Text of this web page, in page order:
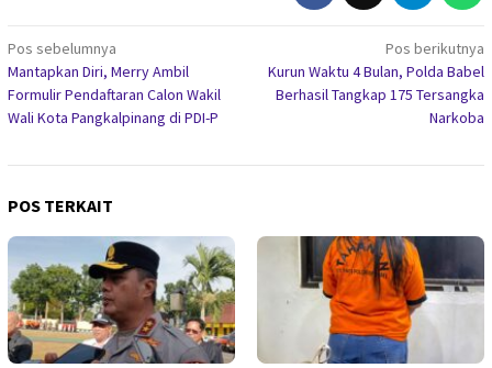
Navigasi
pos
Pos sebelumnya
Mantapkan Diri, Merry Ambil
Formulir Pendaftaran Calon Wakil
Wali Kota Pangkalpinang di PDI-P
Pos berikutnya
Kurun Waktu 4 Bulan, Polda Babel
Berhasil Tangkap 175 Tersangka
Narkoba
POS TERKAIT